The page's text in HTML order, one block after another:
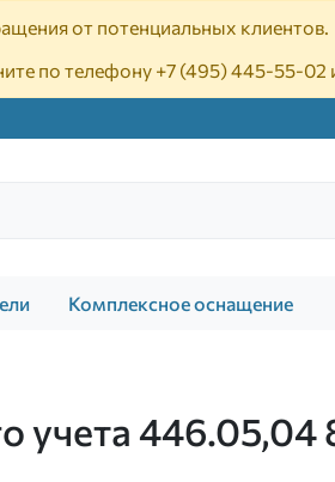
от потенциальных клиентов.
по телефону +7 (495) 445-55-02
Комплексное оснащение
учета